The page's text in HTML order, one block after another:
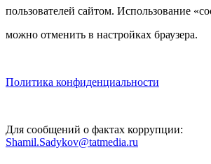
пользователей сайтом. Использование
можно отменить в настройках браузера.
Политика конфиденциальности
Для сообщений о фактах коррупции:
Shamil.Sadykov@tatmedia.ru